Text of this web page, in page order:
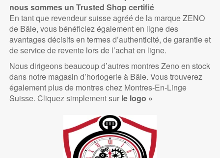
nous sommes un Trusted Shop certifié
En tant que revendeur suisse agréé de la marque ZENO
de Bâle, vous bénéficiez également en ligne des
avantages décisifs en termes d’authenticité, de garantie et
de service de revente lors de l’achat en ligne.
Nous dirigeons beaucoup d’autres montres Zeno en stock
dans notre magasin d’horlogerie à Bâle. Vous trouverez
également plus de montres chez Montres-En-Linge
Suisse. Cliquez simplement sur le logo »